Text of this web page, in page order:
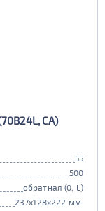
CA)
55
500
обратная (0, L)
237x128x222 мм.